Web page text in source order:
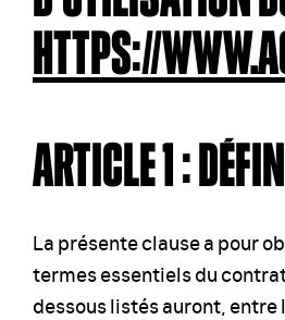
HTTPS://
ARTICLE 1 :
La présente clause a pour
termes essentiels du
dessous listés auront, entre